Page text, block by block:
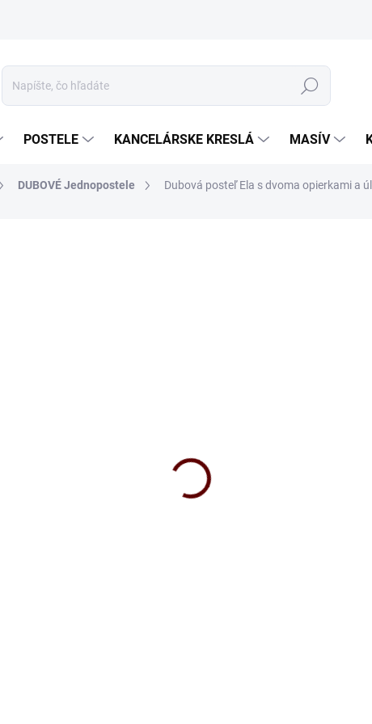
Hľadať
POSTELE KANCELÁRSKE KRESLÁ MASÍV
DUBOVÉ Jednopostele Dubová posteľ Ela s dvoma opierkami a